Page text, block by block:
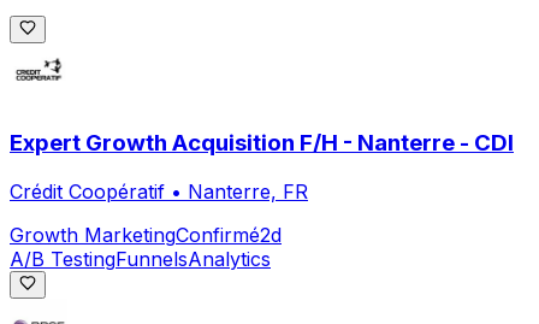
Expert Growth Acquisition F/H - Nanterre - CDI
Crédit Coopératif • Nanterre, FR
Growth MarketingConfirmé2d
A/B TestingFunnelsAnalytics